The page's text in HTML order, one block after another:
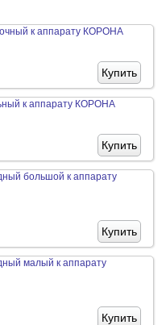
к аппарату КОРОНА
Купить
к аппарату КОРОНА
Купить
большой к аппарату
Купить
малый к аппарату
Купить